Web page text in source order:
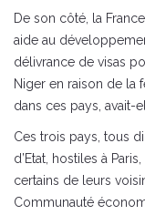
De son côté, la
aide au
délivrance de visas
Niger en raison de la
dans ces pays, avait-
Ces trois pays, tous
d’Etat, hostiles à
certains de leurs
Communauté